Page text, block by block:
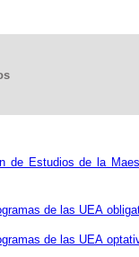
de Estudios de la
de las UEA
de las UEA